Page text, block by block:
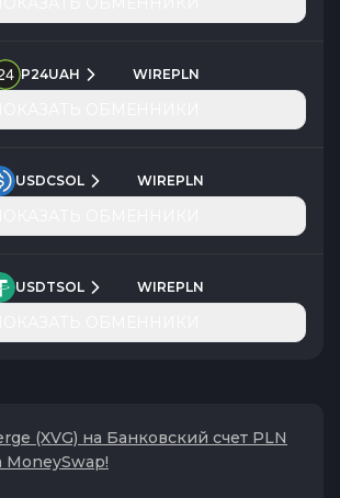
P24UAH WIREPLN
USDCSOL WIREPLN
USDTSOL WIREPLN
(XVG) на Банковский счет PLN
MoneySwap!